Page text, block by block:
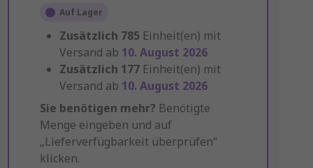
Auf Lager
Zusätzlich 785 Einheit(en) mit
Versand ab 10. August 2026
Zusätzlich 177 Einheit(en) mit
Versand ab 10. August 2026
Sie benötigen mehr? Benötigte
Menge eingeben und auf
„Lieferverfügbarkeit überprüfen“
klicken.